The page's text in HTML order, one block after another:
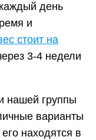
день
и
стоит на
3-4 недели
нашей группы
варианты
находятся в